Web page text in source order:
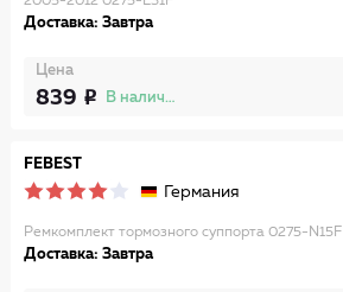
Доставка: Завтра
Цена
839 В наличии
FEBEST
Германия
Ремкомплект тормозного суппорта 0275-N15F
Доставка: Завтра